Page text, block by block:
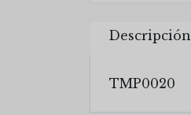
Descripción
TMP0020